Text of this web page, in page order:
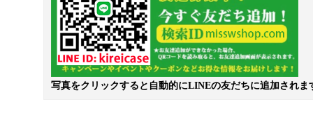
写真をクリックすると自動的にLINEの友だちに追加されま